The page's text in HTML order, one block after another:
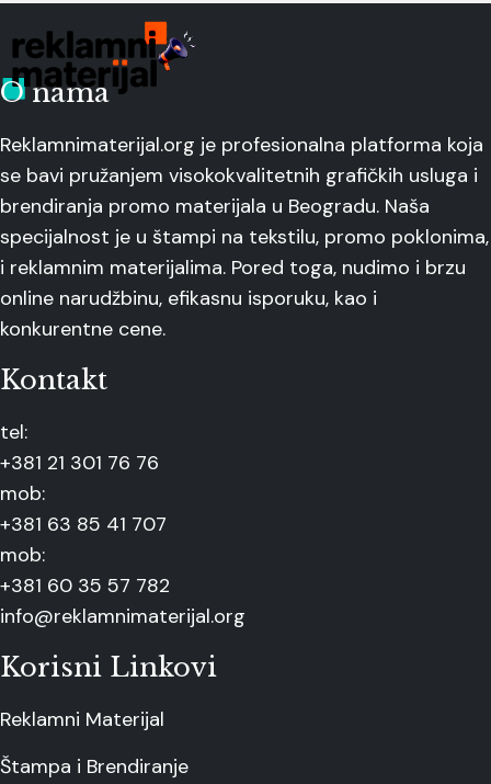
O nama
Reklamnimaterijal.org je profesionalna platforma koja
se bavi pružanjem visokokvalitetnih grafičkih usluga i
brendiranja promo materijala u Beogradu. Naša
specijalnost je u štampi na tekstilu, promo poklonima,
i reklamnim materijalima. Pored toga, nudimo i brzu
online narudžbinu, efikasnu isporuku, kao i
konkurentne cene.
Kontakt
tel:
+381 21 301 76 76
mob:
+381 63 85 41 707
mob:
+381 60 35 57 782
info@reklamnimaterijal.org
Korisni Linkovi
Reklamni Materijal
Štampa i Brendiranje